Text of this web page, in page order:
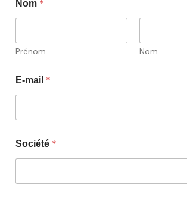
Nom *
Prénom Nom
E-mail *
Société *